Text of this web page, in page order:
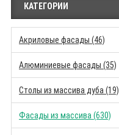
КАТЕГОРИИ
Акриловые фасады (46)
Алюминиевые фасады (35)
Столы из массива дуба (19)
Фасады из массива (630)